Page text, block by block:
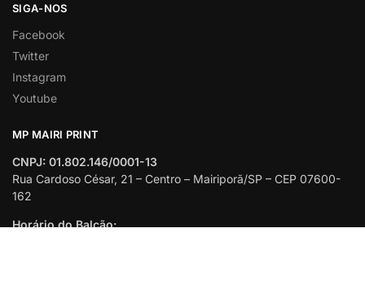
SIGA-NOS
Facebook
Twitter
Instagram
Youtube
MP MAIRI PRINT
CNPJ: 01.802.146/0001-13
Rua Cardoso César, 21 – Centro – Mairiporã/SP – CEP 07600-
162
Horário do Balcão: